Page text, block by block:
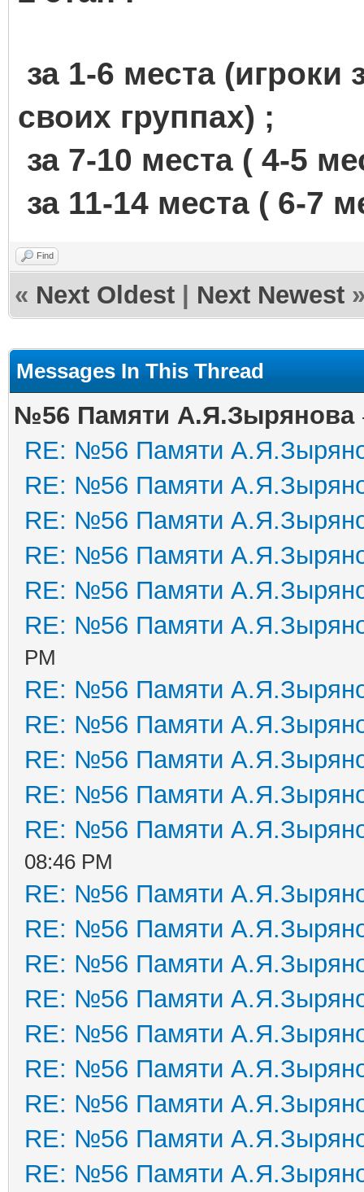
за 1-6 места
своих группах) ;
за 7-10 места ( 4-5
за 11-14 места ( 6-7
Find
« Next Oldest Next Newest
Messages In This Thread
№56 Памяти А.Я.Зырянова
RE: №56 Памяти
RE: №56 Памяти
RE: №56 Памяти
RE: №56 Памяти
RE: №56 Памяти
RE: №56 Памяти
PM
RE: №56 Памяти
RE: №56 Памяти
RE: №56 Памяти
RE: №56 Памяти
RE: №56 Памяти
08:46 PM
RE: №56 Памяти
RE: №56 Памяти
RE: №56 Памяти
RE: №56 Памяти
RE: №56 Памяти
RE: №56 Памяти
RE: №56 Памяти
RE: №56 Памяти
RE: №56 Памяти